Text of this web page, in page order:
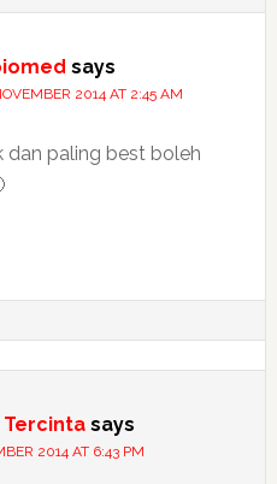
says
2014 AT 2:45 AM
dan paling best boleh
Tercinta says
2014 AT 6:43 PM